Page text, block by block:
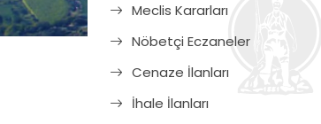
Meclis Kararları
Nöbetçi Eczaneler
Cenaze İlanları
İhale İlanları